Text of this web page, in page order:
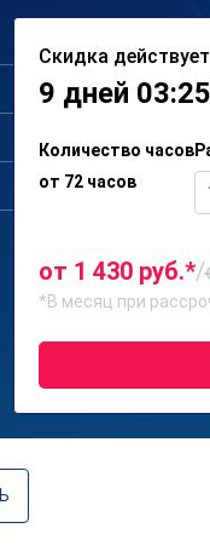
Скидка действует
9 дней
Количество часов
от 72 часов
от 1 430 руб.*/
*В месяц при